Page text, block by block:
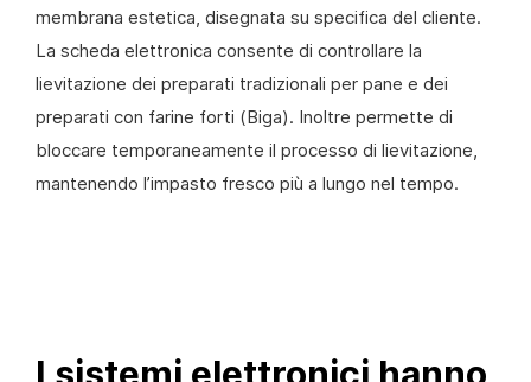
membrana estetica, disegnata su specifica del cliente.
La scheda elettronica consente di controllare la
lievitazione dei preparati tradizionali per pane e dei
preparati con farine forti (Biga). Inoltre permette di
bloccare temporaneamente il processo di lievitazione,
mantenendo l’impasto fresco più a lungo nel tempo.